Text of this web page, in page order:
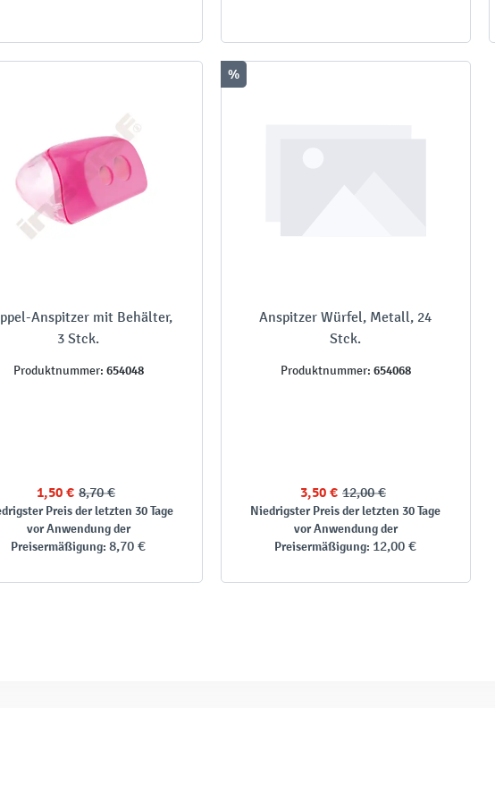
Anspitzer mit Behälter,
3 Stck.
Produktnummer: 654048
1,50 € 8,70 €
Preis der letzten 30 Tage
vor Anwendung der
Preisermäßigung:8,70 €
%
Anspitzer Würfel, Metall, 24
Stck.
Produktnummer: 654068
3,50 € 12,00 €
Niedrigster Preis der letzten 30 Tage
vor Anwendung der
Preisermäßigung: 12,00 €